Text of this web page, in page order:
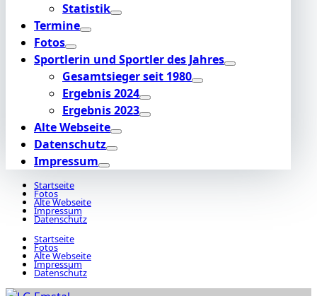
Statistik
Termine
Fotos
Sportlerin und Sportler des Jahres
Gesamtsieger seit 1980
Ergebnis 2024
Ergebnis 2023
Alte Webseite
Datenschutz
Impressum
Startseite
Fotos
Alte Webseite
Impressum
Datenschutz
Startseite
Fotos
Alte Webseite
Impressum
Datenschutz